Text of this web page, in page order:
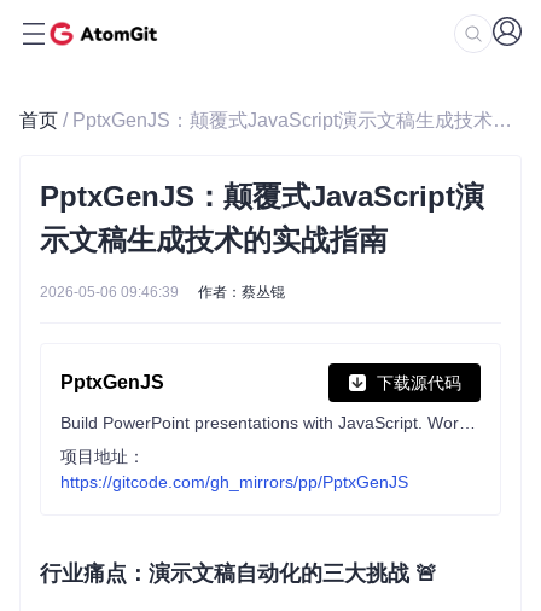
首页 / PptxGenJS：颠覆式JavaScript演示文稿生成技术的实战指南
PptxGenJS：颠覆式JavaScript演
示文稿生成技术的实战指南
2026-05-06 09:46:39 作者：蔡丛锟
PptxGenJS 下载源代码
项目地址：
https://gitcode.com/gh_mirrors/pp/PptxGenJS
行业痛点：演示文稿自动化的三大挑战 🚨